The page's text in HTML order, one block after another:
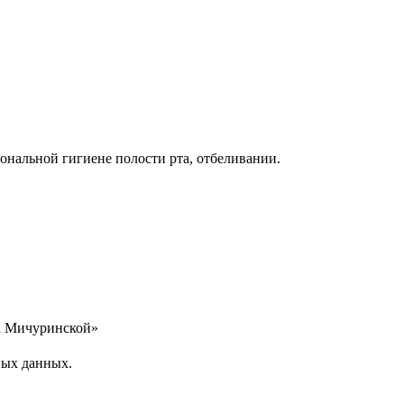
гигиене полости рта, отбеливании.
Мичуринской»
данных.